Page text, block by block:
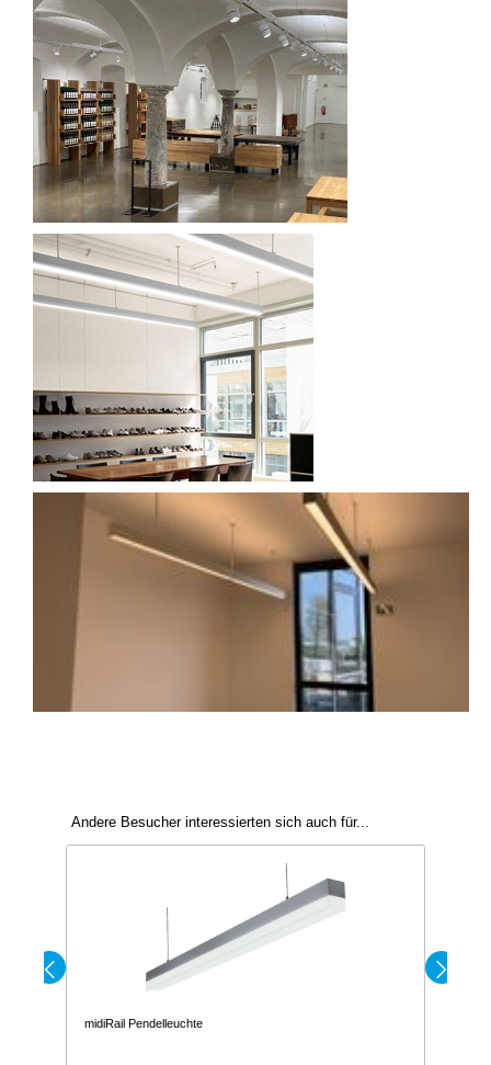
Andere Besucher interessierten sich auch für...
midiRail Pendelleuchte